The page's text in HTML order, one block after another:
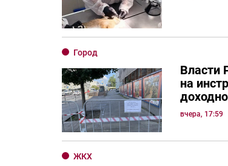
Город
Власти
на
вчера, 17:59
ЖКХ